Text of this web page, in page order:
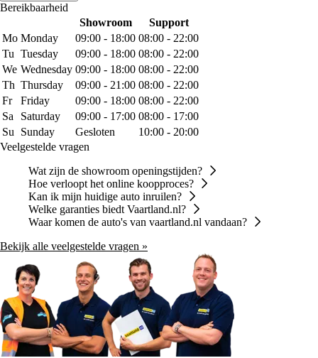
Bereikbaarheid
Showroom
Support
Mo Monday 09:00 - 18:00 08:00 - 22:00
Tu Tuesday 09:00 - 18:00 08:00 - 22:00
We Wednesday 09:00 - 18:00 08:00 - 22:00
Th Thursday 09:00 - 21:00 08:00 - 22:00
Fr
Friday 09:00 - 18:00 08:00 - 22:00
Sa
Saturday 09:00 - 17:00 08:00 - 17:00
Su
Sunday Gesloten
10:00 - 20:00
Veelgestelde vragen
Wat zijn de showroom openingstijden?
Hoe verloopt het online koopproces?
Kan ik mijn huidige auto inruilen?
Welke garanties biedt Vaartland.nl?
Waar komen de auto's van vaartland.nl vandaan?
Bekijk alle veelgestelde vragen »